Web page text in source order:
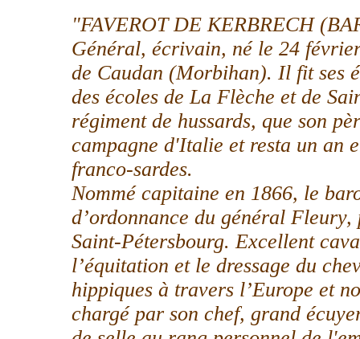
"FAVEROT DE KERBRECH
Général, écrivain, né le 24
de Caudan (Morbihan). Il fit ses
des écoles de La Flèche et de
régiment de hussards, que son
campagne d'Italie et resta un an
franco-sardes.
Nommé capitaine en 1866, le
d’ordonnance du général
Saint-Pétersbourg. Excellent
l’équitation et le dressage du
hippiques à travers l’Europe et
chargé par son chef, grand